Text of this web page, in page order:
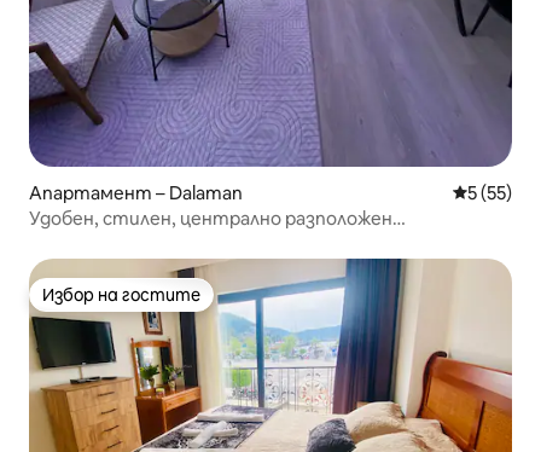
Апартамент – Dalaman Средна
5 (55)
Удобен, стилен, централно разположен
Избор на гостите
Избор на гостите